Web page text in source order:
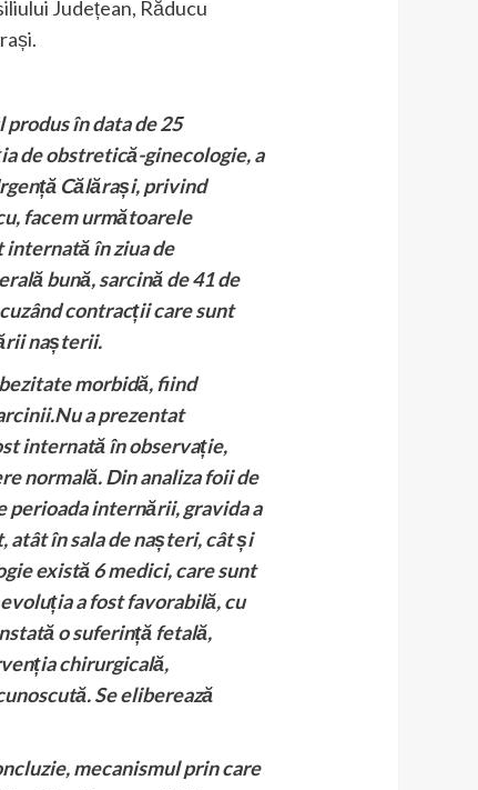
Județean, Răducu
în data de 25
de obstretică-ginecologie, a
Călărași, privind
facem următoarele
internată în ziua de
bună, sarcină de 41 de
contracții care sunt
nașterii.
morbidă, fiind
a prezentat
internată în observație,
normală. Din analiza foii de
perioada internării, gravida a
în sala de nașteri, cât și
există 6 medici, care sunt
a fost favorabilă, cu
o suferință fetală,
chirurgicală,
Se eliberează
mecanismul prin care